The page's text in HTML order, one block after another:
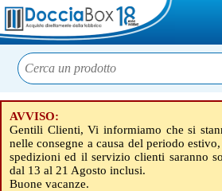
AVVISO:
Gentili Clienti, Vi informiamo che si
nelle consegne a causa del periodo
spedizioni ed il servizio clienti saranno
dal 13 al 21 Agosto inclusi.
Buone vacanze.